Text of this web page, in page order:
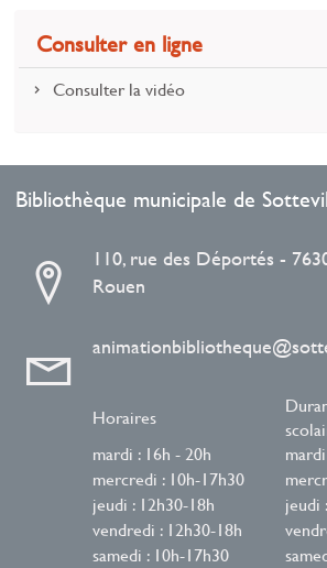
Consulter en ligne
Consulter la vidéo
Bibliothèque municipale de
110, rue des Déportés -
Rouen
Horaires
mardi : 16h - 20h
mercredi : 10h-17h30
jeudi : 12h30-18h
jeudi
vendredi : 12h30-18h
samedi : 10h-17h30